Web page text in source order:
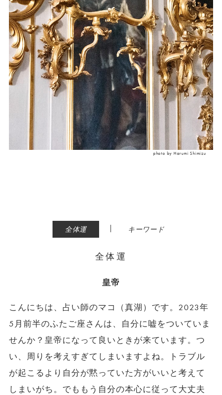
photo by Harumi Shimizu
全体運 | キーワード
全体運
皇帝
こんにちは、占い師のマコ（真湖）です。2023年
5月前半のふたご座さんは、自分に嘘をついていま
せんか？皇帝になって良いときが来ています。つ
い、周りを考えすぎてしまいますよね。トラブル
が起こるより自分が黙っていた方がいいと考えて
しまいがち。でももう自分の本心に従って大丈夫